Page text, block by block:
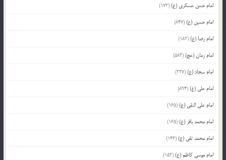
امام حسن عسکری (ع)(172)
امام حسین (ع)(847)
امام رضا (ع)(182)
امام زمان (عج)(583)
امام سجاد (ع)(227)
امام علی (ع)(894)
امام علی النقی (ع)(165)
امام محمد باقر (ع)(165)
امام محمد تقی (ع)(146)
امام موسی کاظم (ع)(152)